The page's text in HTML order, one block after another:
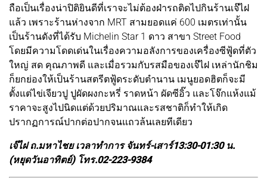
ถือเป็นเรื่องน่าปิติยินดีที่เราจะไม่ต้องฝ่ารถติดไปกินร้านเจ๊ไฝ
แล้ว เพราะร้านห่างจาก MRT สามยอดแค่ 600 เมตรเท่านั้น
เป็นร้านดังที่ได้รับ Michelin Star 1 ดาว สาขา Street Food
โดยมีความโดดเด่นในเรื่องความอลังการของเครื่องซีฟู้ดที่ตัว
ใหญ่ สด คุณภาพดี และเมื่อรวมกับรสมือของเจ๊ไฝ เหล่านักชิม
ก็ยกย่องให้เป็นร้านสตรีตฟู้ดระดับตำนาน เมนูยอดฮิตก็จะมี
ตั้งแต่ไข่เจียวปู ปูผัดผงกะหรี่ ราดหน้า ผัดซีอิ๊ว และโจ๊กแห้งแม้
ราคาจะสูงไปนิดแต่ด้วยปริมาณและรสชาติก็ทำให้เกิด
ปรากฏการณ์ปากต่อปากจนแถวล้นเลยทีเดียว
เจ๊ไฝ ถ.มหาไชย เวลาทำการ จันทร์-เสาร์13:30-01:30น.
(หยุดวันอาทิตย์) โทร.02-223-9384